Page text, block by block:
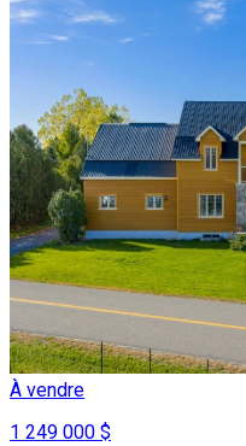
À vendre
1 249 000 $